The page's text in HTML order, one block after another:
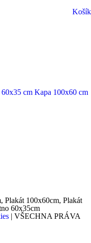
Košík
cm Kapa 100x60 cm
Plakát 100x60cm, Plakát
60x35cm
| VŠECHNA PRÁVA